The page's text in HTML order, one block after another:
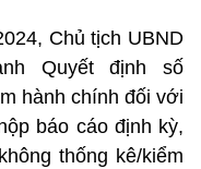
Chủ tịch UBND
Quyết định số
hành chính đối với
báo cáo định kỳ,
thống kê/kiểm